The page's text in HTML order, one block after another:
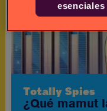
Totally Spies
¿Qué mamut
esenciales